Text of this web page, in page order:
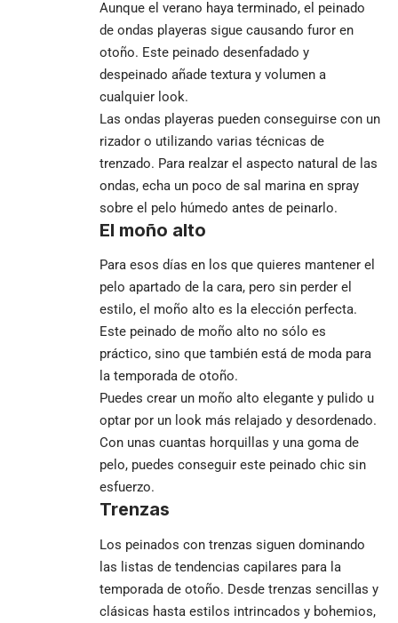
Aunque el verano haya terminado, el peinado
de ondas playeras sigue causando furor en
otoño. Este peinado desenfadado y
despeinado añade textura y volumen a
cualquier look.
Las ondas playeras pueden conseguirse con un
rizador o utilizando varias técnicas de
trenzado. Para realzar el aspecto natural de las
ondas, echa un poco de sal marina en spray
sobre el pelo húmedo antes de peinarlo.
El moño alto
Para esos días en los que quieres mantener el
pelo apartado de la cara, pero sin perder el
estilo, el moño alto es la elección perfecta.
Este peinado de moño alto no sólo es
práctico, sino que también está de moda para
la temporada de otoño.
Puedes crear un moño alto elegante y pulido u
optar por un look más relajado y desordenado.
Con unas cuantas horquillas y una goma de
pelo, puedes conseguir este peinado chic sin
esfuerzo.
Trenzas
Los peinados con trenzas siguen dominando
las listas de tendencias capilares para la
temporada de otoño. Desde trenzas sencillas y
clásicas hasta estilos intrincados y bohemios,